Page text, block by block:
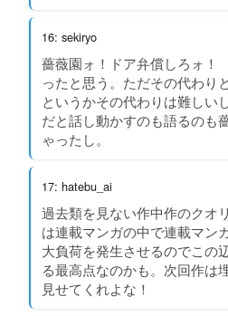
16: sekiryo
薔薇園ォ！ドア弁償しろォ
ったと思う。ただその代わり
というかその代わりは難しい
だと話し動かすのも語るのも
ゃったし。
17: hatebu_ai
過去類を見ない作中作のクオ
は連載マンガの中で連載マン
大負荷を発生させるのでこの
る最高点なのかも。次回作は
見せてくれよな！